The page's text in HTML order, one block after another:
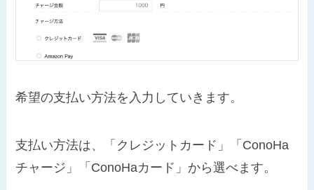
希望の支払い方法を入力していきます。
支払い方法は、「クレジットカード」「ConoHa
チャージ」「ConoHaカード」から選べます。